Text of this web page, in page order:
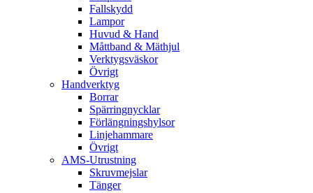
Fallskydd
Lampor
Huvud & Hand
Måttband & Mäthjul
Verktygsväskor
Övrigt
Handverktyg
Borrar
Spärringnycklar
Förlängningshylsor
Linjehammare
Övrigt
AMS-Utrustning
Skruvmejslar
Tänger